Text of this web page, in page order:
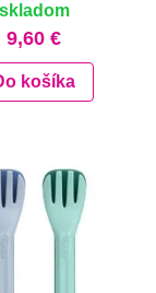
skladom
9,60 €
košíka